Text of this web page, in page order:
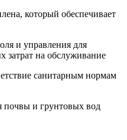
который обеспечивает
и управления для
на обслуживание
санитарным нормам
почвы и грунтовых вод